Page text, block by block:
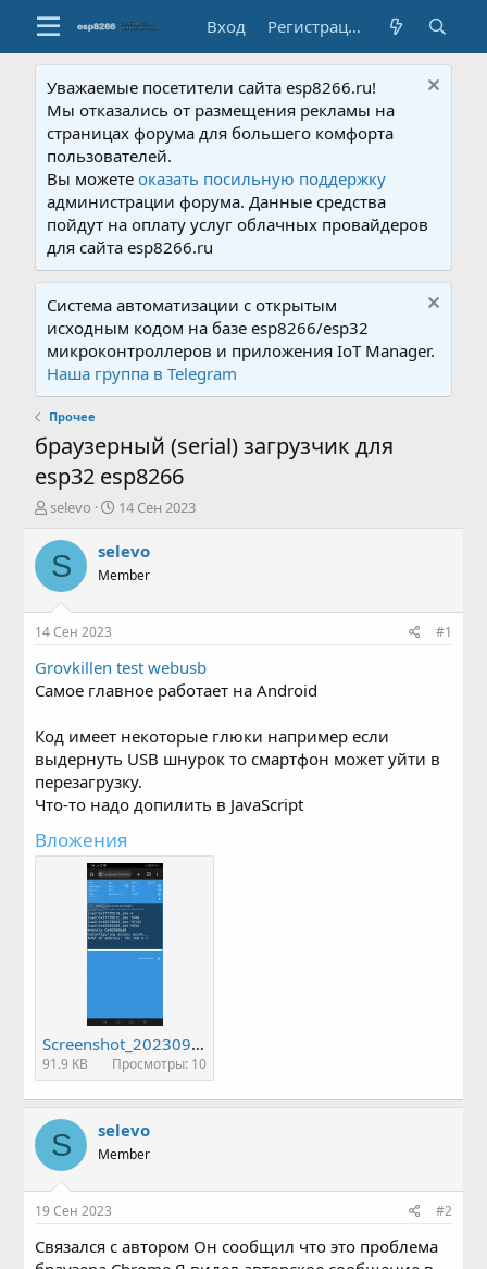
Вход Регистрация
Уважаемые посетители сайта esp8266.ru!
Мы отказались от размещения рекламы на
страницах форума для большего комфорта
пользователей.
Вы можетеоказать посильную поддержку
администрации форума. Данные средства
пойдут на оплату услуг облачных провайдеров
для сайта esp8266.ru
Система автоматизации с открытым
исходным кодом на базе esp8266/esp32
микроконтроллеров и приложения IoT Manager.
Наша группа в Telegram
Прочее
браузерный (serial) загрузчик для
esp32 esp8266
А
т
о
р
е
м
ы
selevo
Д
т
н
л
14 Сен 2023
S selevo
Member
14 Сен 2023 #1
Grovkillen test webusb
Самое главное работает на Android
Код имеет некоторые глюки например если
выдернуть USB шнурок то смартфон может уйти в
перезагрузку.
Что-то надо допилить в JavaScript
Вложения
Screenshot_20230914_194719_com.jpg
91.9 KB Просмотры: 10
S selevo
Member
19 Сен 2023 #2
Связался с автором Он сообщил что это проблема